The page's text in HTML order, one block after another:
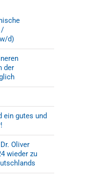
/
d)
der
ein gutes und
Oliver
wieder zu